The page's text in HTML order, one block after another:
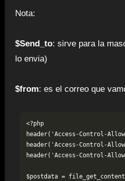
Nota:
$Send_to: sirve para la
lo envia)
$from: es el correo que
<?php
header('Access-Control-
header('Access-Control-
header('Access-Control-
$postdata =